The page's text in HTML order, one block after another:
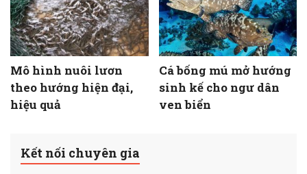
Mô hình nuôi lươn
theo hướng hiện đại,
hiệu quả
Cá bống mú mở hướng
sinh kế cho ngư dân
ven biển
Kết nối chuyên gia